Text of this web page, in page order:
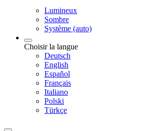
Lumineux
Sombre
Système (auto)
Choisir la langue
Deutsch
English
Español
Français
Italiano
Polski
Türkçe